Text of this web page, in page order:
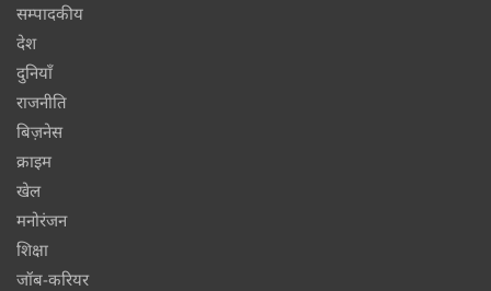
सम्पादकीय
देश
दुनियाँ
राजनीति
बिज़नेस
क्राइम
खेल
मनोरंजन
शिक्षा
जॉब-करियर